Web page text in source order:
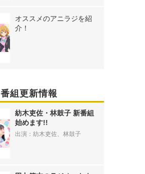
オススメのアニラジを紹
介！
番組更新情報
紡木吏佐・林鼓子 新番組
始めます!!
出演：紡木吏佐、林鼓子